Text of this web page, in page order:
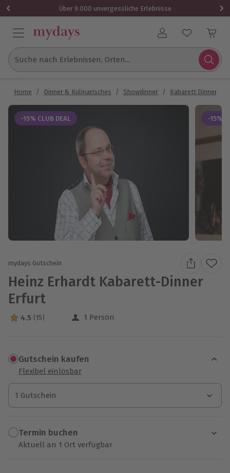
Über 9.000 unvergessliche Erlebnisse
Benutzerkonto
Suche nach Erlebnissen, Orten...
Home / Dinner & Kulinarisches / Showdinner / Kabarett Dinner
-15% CLUB DEAL -15%
mydays Gutschein
Heinz Erhardt Kabarett-Dinner
Erfurt
4.5 Sterne von 5 aus 15 Bewertungen
4.5 (15) 1 Person
Gutschein kaufen
Flexibel einlösbar
1 Gutschein
1 Gutschein
1 Gutschein
Termin buchen
Aktuell an 1 Ort verfügbar